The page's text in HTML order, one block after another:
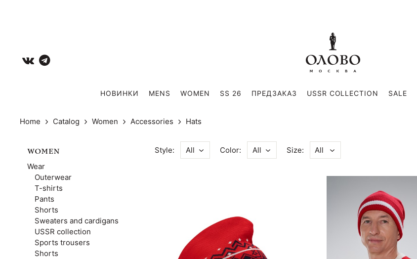
НОВИНКИ MENS WOMEN SS 26 ПРЕДЗАКАЗ USSR COLLECTION SALE
Home Catalog Women Accessories Hats
WOMEN
Wear
Outerwear
T-shirts
Pants
Shorts
Sweaters and cardigans
USSR collection
Sports trousers
Shorts
Style: All Color: All Size: All